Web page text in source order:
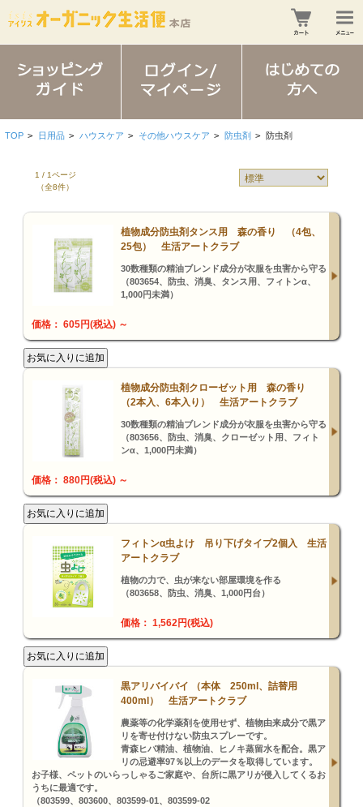
TOP > 日用品 > ハウスケア > その他ハウスケア > 防虫剤 > 防虫剤
1 / 1ページ
（全8件）
植物成分防虫剤タンス用 森の香り （4包、
25包） 生活アートクラブ
30数種類の精油ブレンド成分が衣服を虫害から守る
（803654、防虫、消臭、タンス用、フィトンα、
1,000円未満）
価格： 605円(税込) ～
植物成分防虫剤クローゼット用 森の香り
（2本入、6本入り） 生活アートクラブ
30数種類の精油ブレンド成分が衣服を虫害から守る
（803656、防虫、消臭、クローゼット用、フィト
ンα、1,000円未満）
価格： 880円(税込) ～
フィトンα虫よけ 吊り下げタイプ2個入 生活
アートクラブ
植物の力で、虫が来ない部屋環境を作る
（803658、防虫、消臭、1,000円台）
価格： 1,562円(税込)
黒アリバイバイ （本体 250ml、詰替用
400ml） 生活アートクラブ
農薬等の化学薬剤を使用せず、植物由来成分で黒ア
リを寄せ付けない防虫スプレーです。
青森ヒバ精油、植物油、ヒノキ蒸留水を配合。黒ア
リの忌避率97％以上のデータを取得しています。
お子様、ペットのいらっしゃるご家庭や、台所に黒アリが侵入してくるお
うちに最適です。
（803599、803600、803599-01、803599-02